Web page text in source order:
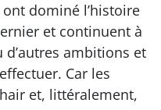
dominé l’histoire
et continuent à
d’autres ambitions et
Car les
et, littéralement,